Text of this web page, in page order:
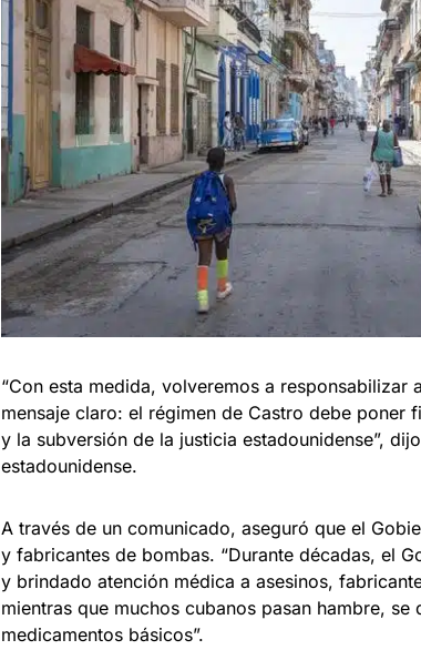
“Con esta medida, volveremos a responsabilizar
mensaje claro: el régimen de Castro debe poner
y la subversión de la justicia estadounidense”,
estadounidense.
A través de un comunicado, aseguró que el
y fabricantes de bombas. “Durante décadas, el
y brindado atención médica a asesinos,
mientras que muchos cubanos pasan hambre,
medicamentos básicos”.